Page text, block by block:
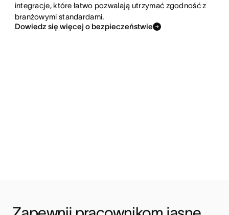
integracje, które łatwo pozwalają utrzymać zgodność z
branżowymi standardami.
Dowiedz się więcej o bezpieczeństwie